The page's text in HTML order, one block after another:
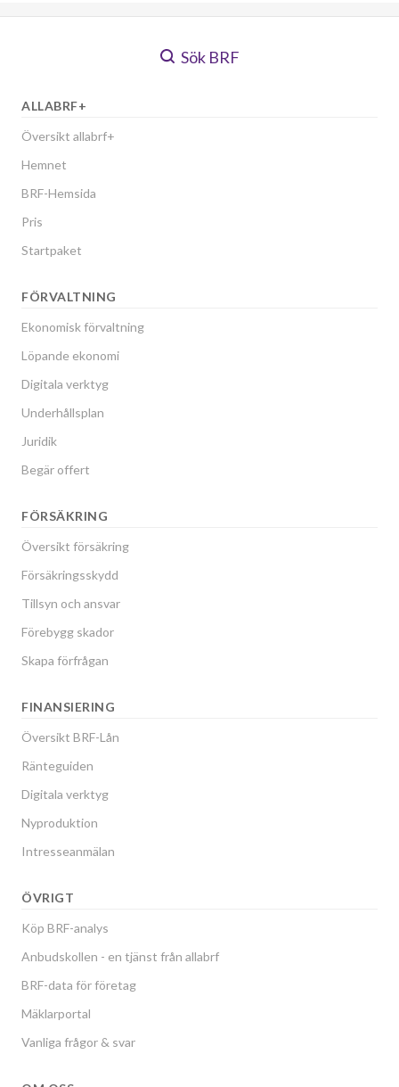
Sök BRF
ALLABRF+
Översikt allabrf+
Hemnet
BRF-Hemsida
Pris
Startpaket
FÖRVALTNING
Ekonomisk förvaltning
Löpande ekonomi
Digitala verktyg
Underhållsplan
Juridik
Begär offert
FÖRSÄKRING
Översikt försäkring
Försäkringsskydd
Tillsyn och ansvar
Förebygg skador
Skapa förfrågan
FINANSIERING
Översikt BRF-Lån
Ränteguiden
Digitala verktyg
Nyproduktion
Intresseanmälan
ÖVRIGT
Köp BRF-analys
Anbudskollen - en tjänst från allabrf
BRF-data för företag
Mäklarportal
Vanliga frågor & svar